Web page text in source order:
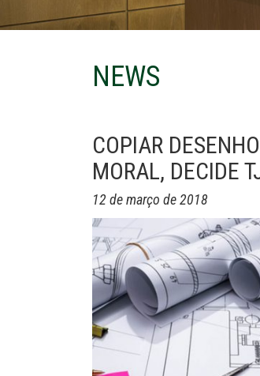
NEWS
COPIAR
MORAL, DECIDE
12 de março de 2018